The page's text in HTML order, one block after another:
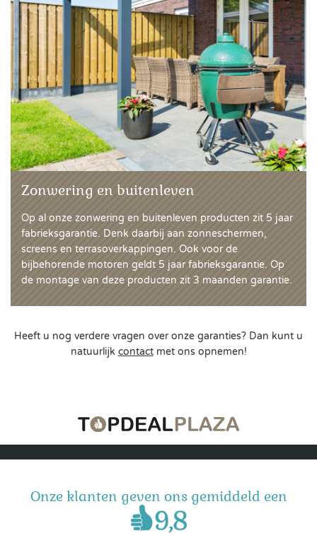
Zonwering en buitenleven
Op al onze zonwering en buitenleven producten zit 5 jaar
fabrieksgarantie. Denk daarbij aan zonneschermen,
screens en terrasoverkappingen. Ook voor de
bijbehorende motoren geldt 5 jaar fabrieksgarantie. Op
de montage van deze producten zit 3 maanden garantie.
Heeft u nog verdere vragen over onze garanties? Dan kunt u
natuurlijk contactmet ons opnemen!
Onze klanten geven ons gemiddeld een